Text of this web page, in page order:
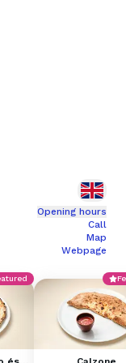
Opening hours
Call
Map
Webpage